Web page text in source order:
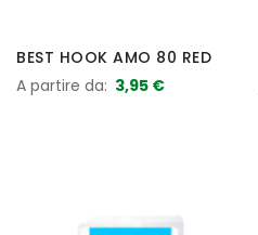
BEST HOOK AMO 80 RED
A partire da 3,95 €